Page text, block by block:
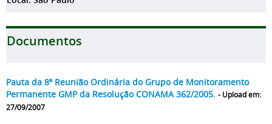
Documentos
Pauta da 8ª Reunião Ordinária do Grupo de Monitoramento
Permanente GMP da Resolução CONAMA 362/2005. - Upload em:
27/09/2007